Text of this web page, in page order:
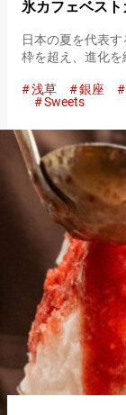
氷カフェベスト
日本の夏を代表
枠を超え、進化を
れ、１年を通じて
わふわの氷に、…
浅草 銀座
Sweets